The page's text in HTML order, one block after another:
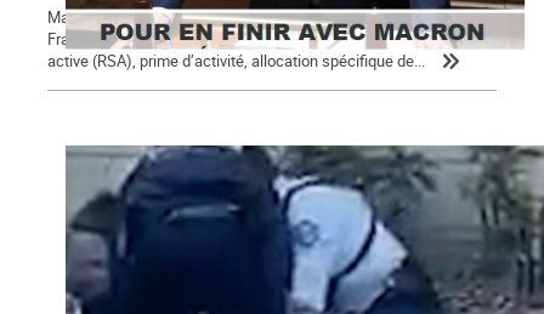
Macron, président des 5 % des ménages les plus riches Un
Français sur 10 perçoit des minima sociaux : revenu de solidarité
active (RSA), prime d’activité, allocation spécifique de...